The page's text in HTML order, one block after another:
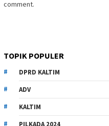
comment.
TOPIK POPULER
DPRD KALTIM
ADV
KALTIM
PILKADA 2024